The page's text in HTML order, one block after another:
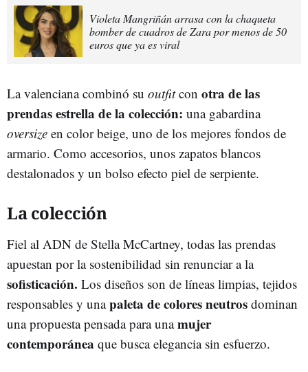
Violeta Mangriñán arrasa con la chaqueta
bomber de cuadros de Zara por menos de 50
euros que ya es viral
La valenciana combinó su outfitcon otra de las
prendas estrella de la colección: una gabardina
oversize en color beige, uno de los mejores fondos de
armario. Como accesorios, unos zapatos blancos
destalonados y un bolso efecto piel de serpiente.
La colección
Fiel al ADN de Stella McCartney, todas las prendas
apuestan por la sostenibilidad sin renunciar a la
sofisticación. Los diseños son de líneas limpias, tejidos
responsables y unapaleta de colores neutros dominan
una propuesta pensada para unamujer
contemporánea que busca elegancia sin esfuerzo.